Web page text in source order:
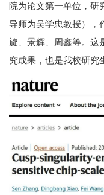
院为论文第一单位，研
导师为吴学忠教授），
旋、景辉、周鑫等。这
究成果，也是我校研究